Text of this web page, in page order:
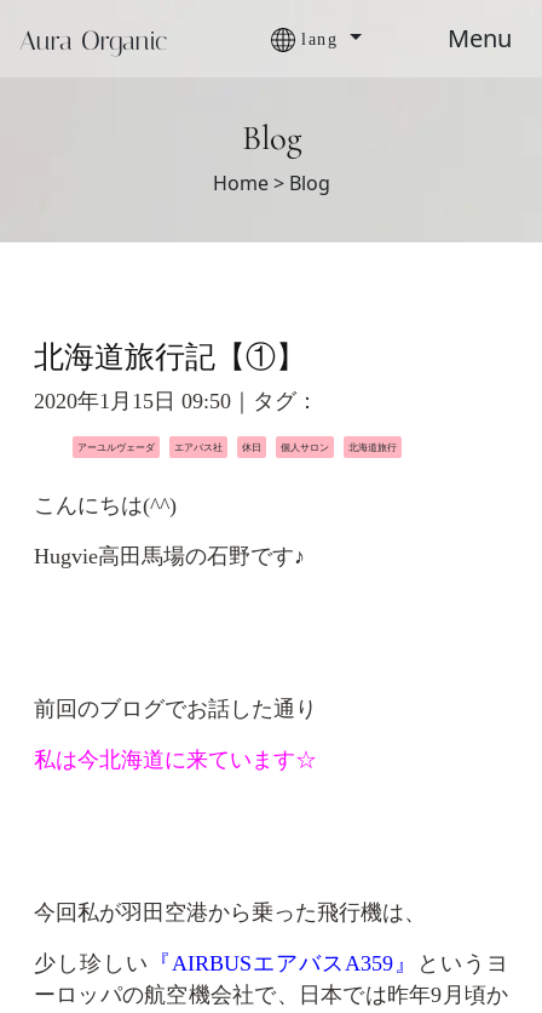
Aura Organic lang Menu
Blog
Home > Blog
北海道旅行記【①】
2020年1月15日 09:50｜タグ：
アーユルヴェーダ エアバス社 休日 個人サロン 北海道旅行
こんにちは(^^)
Hugvie高田馬場の石野です♪
前回のブログでお話した通り
私は今北海道に来ています☆
今回私が羽田空港から乗った飛行機は、
少し珍しい 『AIRBUSエアバスA359』
というヨ
ーロッパの航空機会社で、日本では昨年9月頃か